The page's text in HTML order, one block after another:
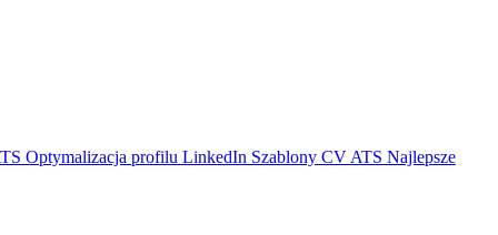
Optymalizacja profilu LinkedIn Szablony CV ATS Najlepsze